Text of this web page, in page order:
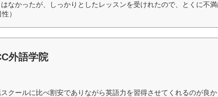
なかったが、しっかりとしたレッスンを受けれたので、とくに不満
）
外語学院
クールに比べ割安でありながら英語力を習得させてくれるのが良